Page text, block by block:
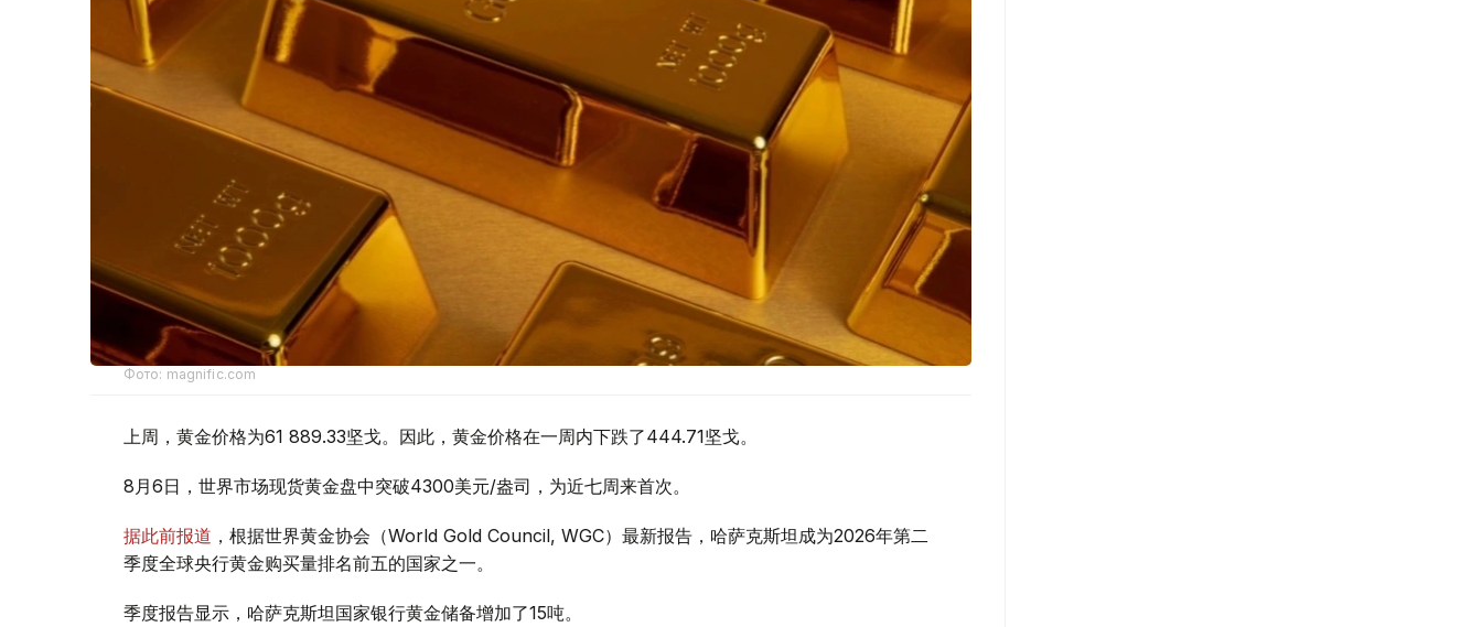
Фото: magnific.com
上周，黄金价格为61 889.33坚戈。因此，黄金价格在一周内下跌了444.71坚戈。
8月6日，世界市场现货黄金盘中突破4300美元/盎司，为近七周来首次。
据此前报道 ，根据世界黄金协会（World Gold Council, WGC）最新报告，哈萨克斯坦成为2026年第二
季度全球央行黄金购买量排名前五的国家之一。
季度报告显示，哈萨克斯坦国家银行黄金储备增加了15吨。